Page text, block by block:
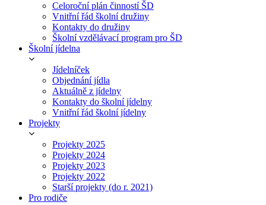
Celoroční plán činností ŠD
Vnitřní řád školní družiny
Kontakty do družiny
Školní vzdělávací program pro ŠD
Školní jídelna
Jídelníček
Objednání jídla
Aktuálně z jídelny
Kontakty do školní jídelny
Vnitřní řád školní jídelny
Projekty
Projekty 2025
Projekty 2024
Projekty 2023
Projekty 2022
Starší projekty (do r. 2021)
Pro rodiče